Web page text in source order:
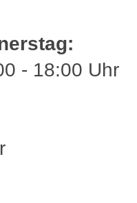
- 18:00 Uhr